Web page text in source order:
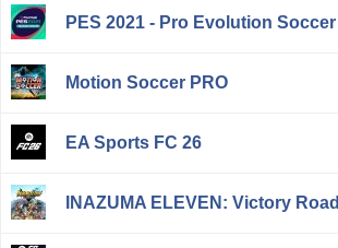
PES 2021 - Pro Evolution Soccer
Motion Soccer PRO
EA Sports FC 26
INAZUMA ELEVEN: Victory Road